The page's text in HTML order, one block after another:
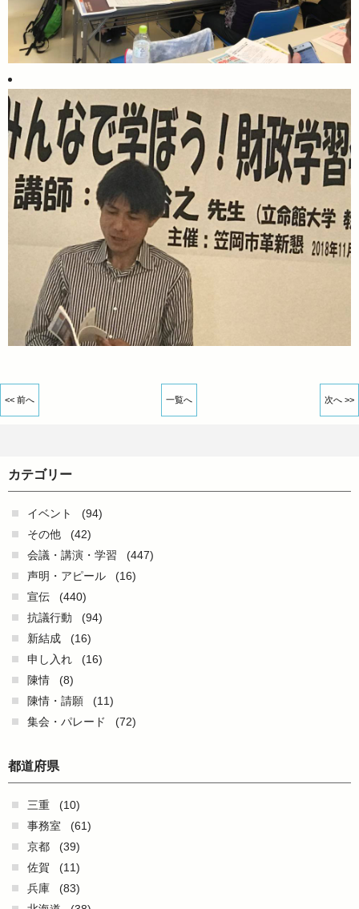
<< 前へ 一覧へ 次へ >>
カテゴリー
イベント
(94)
その他
(42)
会議・講演・学習
(447)
声明・アピール
(16)
宣伝
(440)
抗議行動
(94)
新結成
(16)
申し入れ
(16)
陳情
(8)
陳情・請願
(11)
集会・パレード
(72)
都道府県
三重
(10)
事務室
(61)
京都
(39)
佐賀
(11)
兵庫
(83)